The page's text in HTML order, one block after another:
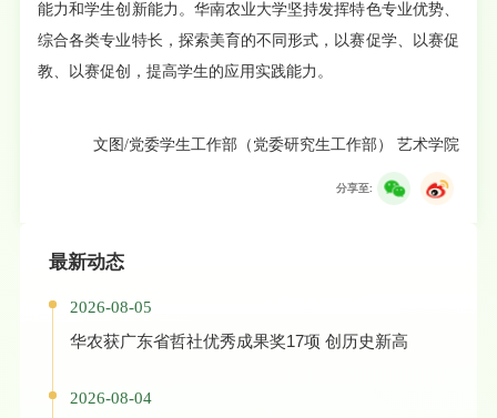
能力和学生创新能力。华南农业大学坚持发挥特色专业优势、
综合各类专业特长，探索美育的不同形式，以赛促学、以赛促
教、以赛促创，提高学生的应用实践能力。
文图/党委学生工作部（党委研究生工作部） 艺术学院
分享至:
最新动态
2026-08-05
华农获广东省哲社优秀成果奖17项 创历史新高
2026-08-04